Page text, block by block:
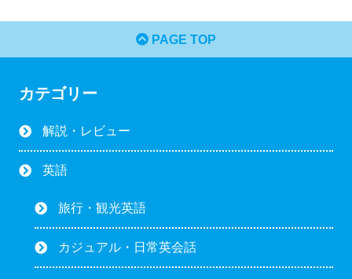
PAGE TOP
カテゴリー
解説・レビュー
英語
旅行・観光英語
カジュアル・日常英会話